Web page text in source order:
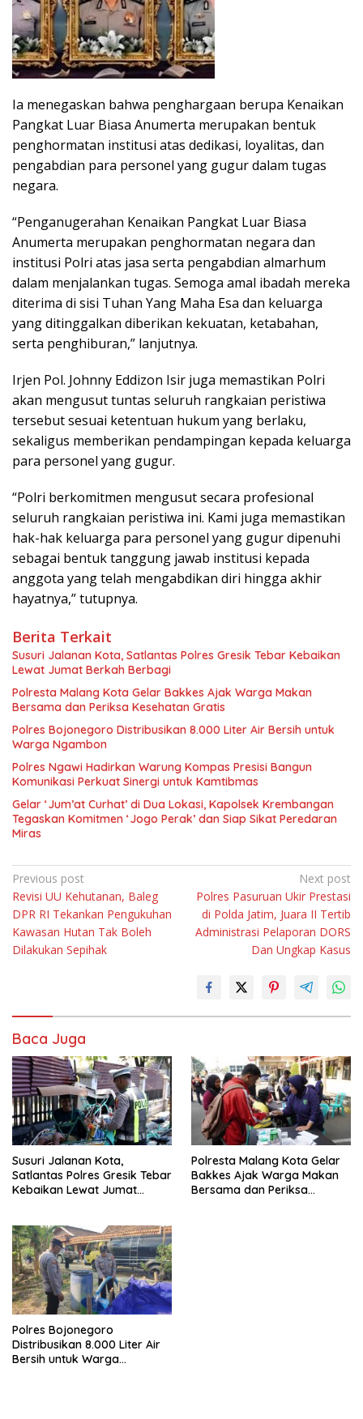
Ia menegaskan bahwa penghargaan berupa Kenaikan
Pangkat Luar Biasa Anumerta merupakan bentuk
penghormatan institusi atas dedikasi, loyalitas, dan
pengabdian para personel yang gugur dalam tugas
negara.
“Penganugerahan Kenaikan Pangkat Luar Biasa
Anumerta merupakan penghormatan negara dan
institusi Polri atas jasa serta pengabdian almarhum
dalam menjalankan tugas. Semoga amal ibadah mereka
diterima di sisi Tuhan Yang Maha Esa dan keluarga
yang ditinggalkan diberikan kekuatan, ketabahan,
serta penghiburan,” lanjutnya.
Irjen Pol. Johnny Eddizon Isir juga memastikan Polri
akan mengusut tuntas seluruh rangkaian peristiwa
tersebut sesuai ketentuan hukum yang berlaku,
sekaligus memberikan pendampingan kepada keluarga
para personel yang gugur.
“Polri berkomitmen mengusut secara profesional
seluruh rangkaian peristiwa ini. Kami juga memastikan
hak-hak keluarga para personel yang gugur dipenuhi
sebagai bentuk tanggung jawab institusi kepada
anggota yang telah mengabdikan diri hingga akhir
hayatnya,” tutupnya.
Berita Terkait
Susuri Jalanan Kota, Satlantas Polres Gresik Tebar Kebaikan
Lewat Jumat Berkah Berbagi
Polresta Malang Kota Gelar Bakkes Ajak Warga Makan
Bersama dan Periksa Kesehatan Gratis
Polres Bojonegoro Distribusikan 8.000 Liter Air Bersih untuk
Warga Ngambon
Polres Ngawi Hadirkan Warung Kompas Presisi Bangun
Komunikasi Perkuat Sinergi untuk Kamtibmas
Gelar ‘Jum’at Curhat’ di Dua Lokasi, Kapolsek Krembangan
Tegaskan Komitmen ‘Jogo Perak’ dan Siap Sikat Peredaran
Miras
Navigasi
pos
Previous post
Revisi UU Kehutanan, Baleg
DPR RI Tekankan Pengukuhan
Kawasan Hutan Tak Boleh
Dilakukan Sepihak
Next post
Polres Pasuruan Ukir Prestasi
di Polda Jatim, Juara II Tertib
Administrasi Pelaporan DORS
Dan Ungkap Kasus
Baca Juga
Susuri Jalanan Kota,
Satlantas Polres Gresik Tebar
Kebaikan Lewat Jumat
Polresta Malang Kota Gelar
Bakkes Ajak Warga Makan
Bersama dan Periksa
Polres Bojonegoro
Distribusikan 8.000 Liter Air
Bersih untuk Warga